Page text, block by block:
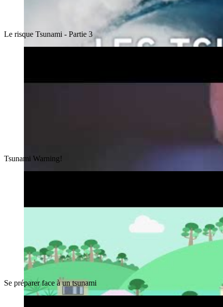
Le risque Tsunami - Partie 3
Tsunami Warning!
Se préparer face à un tsunami